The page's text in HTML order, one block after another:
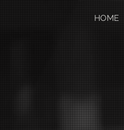
HOME